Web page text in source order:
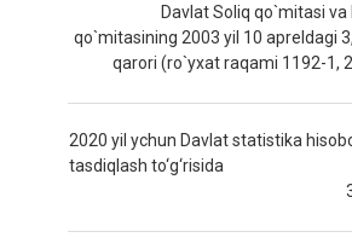
Davlat Soliq qo`mitasi
qo`mitasining 2003 yil 10 apreldagi
qarori (ro`yxat raqami 1192-1,
2020 yil ychun Davlat statistika
tasdiqlash to‘g‘risida